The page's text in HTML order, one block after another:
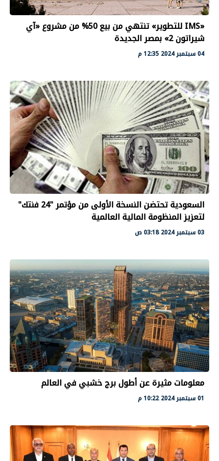
«IMS للتطوير» تنتهي من بيع 50% من مشروع «آي
شيراتون 2» بمصر الجديدة
04 سبتمبر 2024 12:35 م
السعودية تحتضن النسخة الأولى من مؤتمر "24 فنتك"
لتعزيز المنظومة المالية العالمية
03 سبتمبر 2024 03:18 ص
معلومات مثيرة عن أطول برج خشبي في العالم
01 سبتمبر 2024 10:22 م